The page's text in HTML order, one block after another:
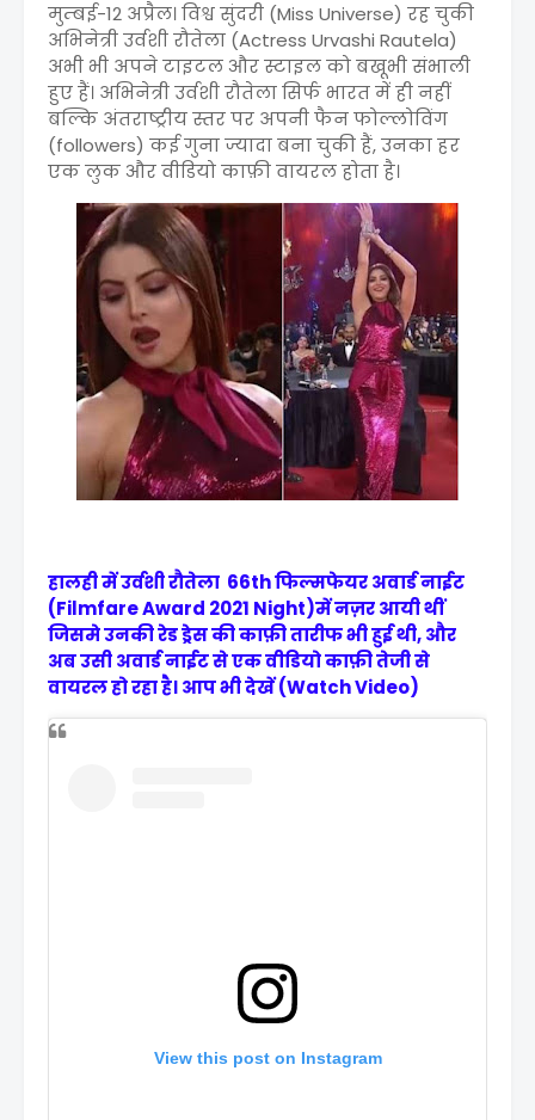
मुम्बई-12 अप्रैल। विश्व सुंदरी (Miss Universe) रह चुकी
अभिनेत्री उर्वशी रौतेला (Actress Urvashi Rautela)
अभी भी अपने टाइटल और स्टाइल को बखूभी संभाली
हुए हैं। अभिनेत्री उर्वशी रौतेला सिर्फ भारत में ही नहीं
बल्कि अंतराष्ट्रीय स्तर पर अपनी फैन फोल्लोविंग
(followers) कई गुना ज्यादा बना चुकी हैं, उनका हर
एक लुक और वीडियो काफ़ी वायरल होता है।
हालही में उर्वशी रौतेला 66th फिल्मफेयर अवार्ड नाईट
(Filmfare Award 2021 Night)में नज़र आयी थीं
जिसमे उनकी रेड ड्रेस की काफ़ी तारीफ भी हुई थी, और
अब उसी अवार्ड नाईट से एक वीडियो काफ़ी तेजी से
वायरल हो रहा है। आप भी देखें (Watch Video)
View this post on Instagram